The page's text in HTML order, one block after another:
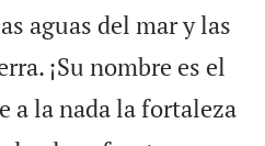
aguas del mar y las
¡Su nombre es el
a la nada la fortaleza